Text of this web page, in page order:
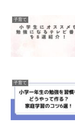
子育て
子育て